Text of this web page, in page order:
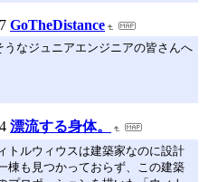
GoTheDistance
うなジュニアエンジニアの皆さんへ
漂流する身体。
トルウィウスは建築家なのに設計
棟も見つかっておらず、この建築